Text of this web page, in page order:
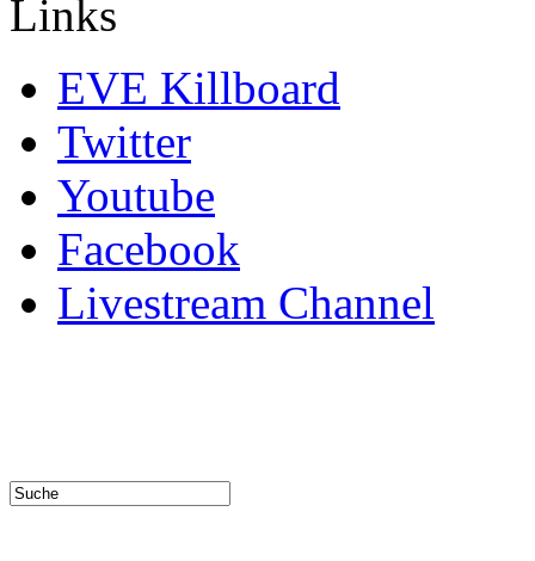
Links
EVE Killboard
Twitter
Youtube
Facebook
Livestream Channel